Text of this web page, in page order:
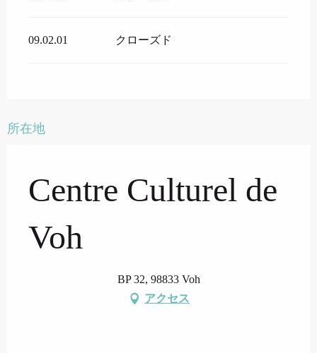
09.02.01 クローズド
所在地
Centre Culturel de
Voh
BP 32, 98833 Voh
アクセス